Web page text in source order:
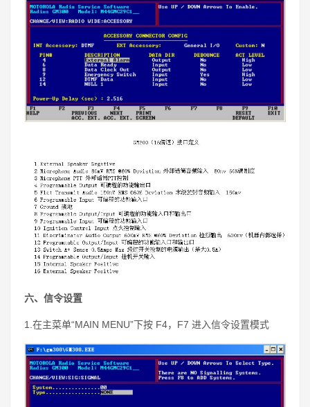
六、信令设置
1.在主菜单“MAIN MENU”下按 F4，F7 进入信令设置模式